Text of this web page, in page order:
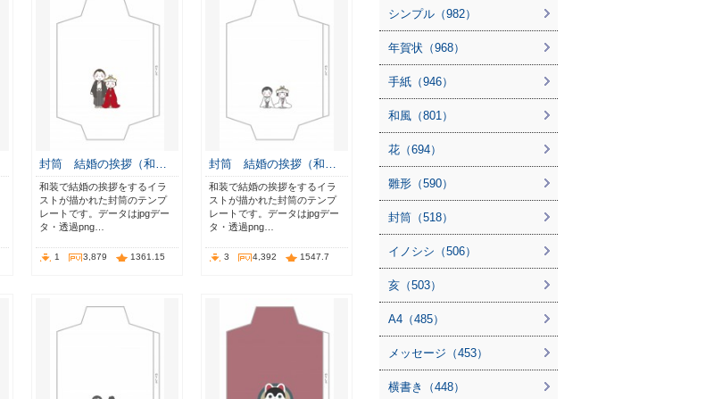
封筒 結婚の挨拶（和…
和装で結婚の挨拶をするイラ
ストが描かれた封筒のテンプ
レートです。データはjpgデー
タ・透過png…
1 3,879 1361.15
封筒 結婚の挨拶（和…
和装で結婚の挨拶をするイラ
ストが描かれた封筒のテンプ
レートです。データはjpgデー
タ・透過png…
3 4,392 1547.7
シンプル（982）
年賀状（968）
手紙（946）
和風（801）
花（694）
雛形（590）
封筒（518）
イノシシ（506）
亥（503）
A4（485）
メッセージ（453）
横書き（448）